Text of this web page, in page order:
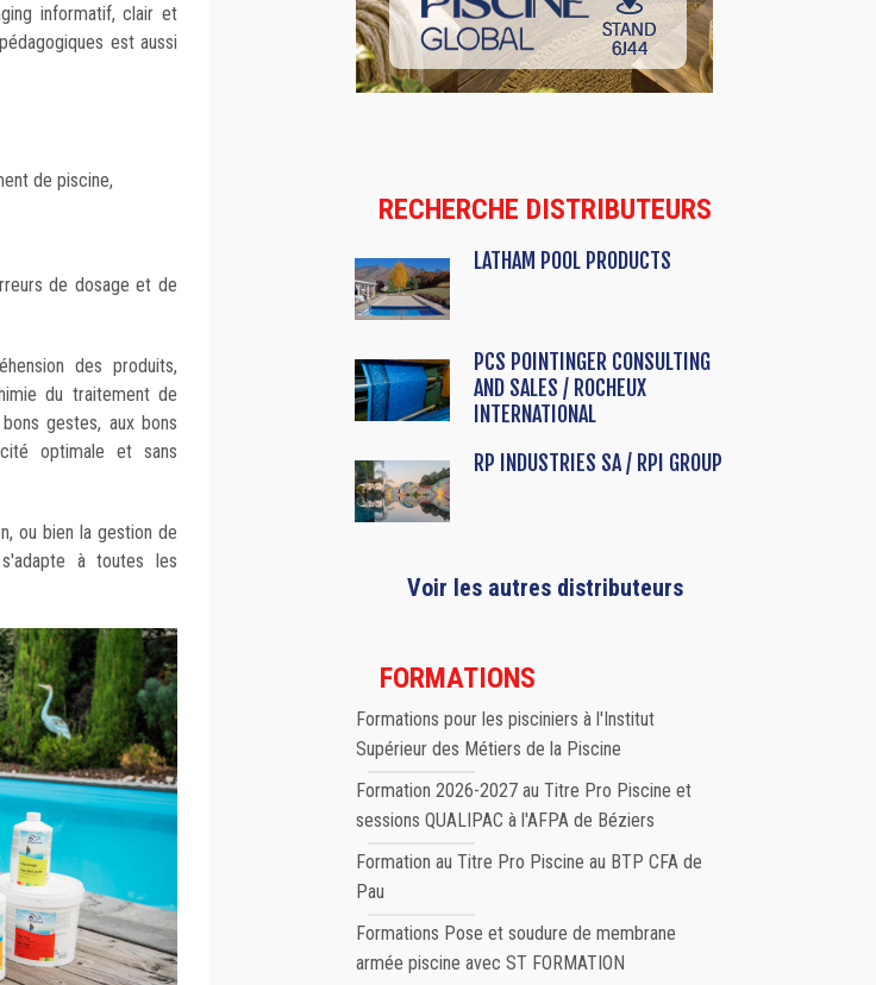
informatif, clair et
est aussi
de piscine,
de dosage et de
des produits,
du traitement de
gestes, aux bons
optimale et sans
ou bien la gestion de
à toutes les
RECHERCHE DISTRIBUTEURS
LATHAM POOL PRODUCTS
PCS POINTINGER CONSULTING
AND SALES / ROCHEUX
INTERNATIONAL
RP INDUSTRIES SA / RPI GROUP
Voir les autres distributeurs
FORMATIONS
Formations pour les pisciniers à l'Institut
Supérieur des Métiers de la Piscine
Formation 2026-2027 au Titre Pro Piscine et
sessions QUALIPAC à l'AFPA de Béziers
Formation au Titre Pro Piscine au BTP CFA de
Pau
Formations Pose et soudure de membrane
armée piscine avec ST FORMATION